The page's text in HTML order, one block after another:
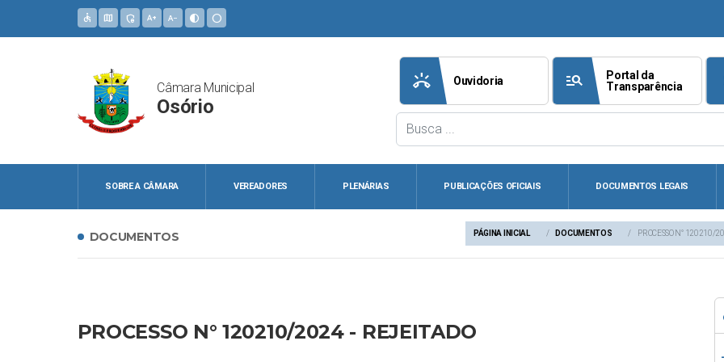
accessible map admin_panel_settings text_increase text_decrease contrast circle
Câmara Municipal
Osório
ring_volume Ouvidoria manage_search
Portal da
Transparência
SOBRE A CÂMARA VEREADORES PLENÁRIAS PUBLICAÇÕES OFICIAIS DOCUMENTOS LEGAIS
DOCUMENTOS PÁGINA INICIAL DOCUMENTOS PROCESSO N° 120210/
PROCESSO N° 120210/2024 - REJEITADO